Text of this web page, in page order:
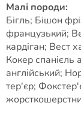
Малі породи:
Бігль; Бішон
французький;
кардіган; Вест
Кокер спанієль
англійський;
тер'єр;